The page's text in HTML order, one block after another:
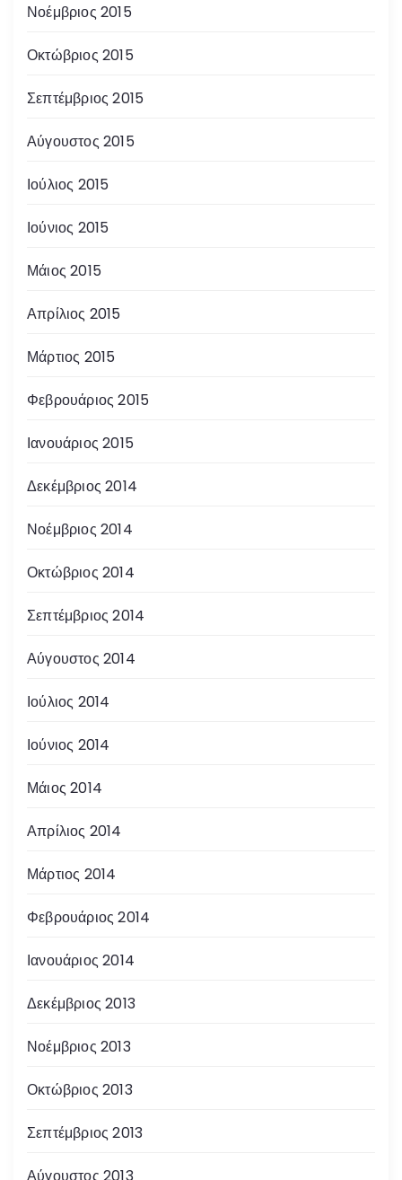
Νοέμβριος 2015
Οκτώβριος 2015
Σεπτέμβριος 2015
Αύγουστος 2015
Ιούλιος 2015
Ιούνιος 2015
Μάιος 2015
Απρίλιος 2015
Μάρτιος 2015
Φεβρουάριος 2015
Ιανουάριος 2015
Δεκέμβριος 2014
Νοέμβριος 2014
Οκτώβριος 2014
Σεπτέμβριος 2014
Αύγουστος 2014
Ιούλιος 2014
Ιούνιος 2014
Μάιος 2014
Απρίλιος 2014
Μάρτιος 2014
Φεβρουάριος 2014
Ιανουάριος 2014
Δεκέμβριος 2013
Νοέμβριος 2013
Οκτώβριος 2013
Σεπτέμβριος 2013
Αύγουστος 2013